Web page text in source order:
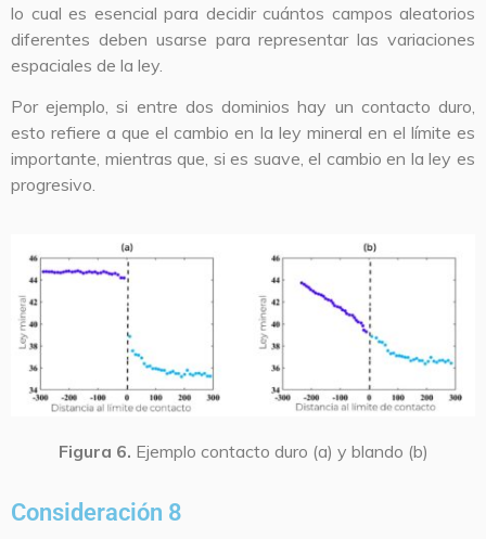
lo cual es esencial para decidir cuántos campos aleatorios
diferentes deben usarse para representar las variaciones
espaciales de la ley.
Por ejemplo, si entre dos dominios hay un contacto duro,
esto refiere a que el cambio en la ley mineral en el límite es
importante, mientras que, si es suave, el cambio en la ley es
progresivo.
Figura 6. Ejemplo contacto duro (a) y blando (b)
Consideración 8